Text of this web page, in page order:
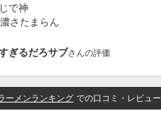
で神
さたまらん
ぎるだろサブさんの評価
ーメンランキング での口コミ・レビュー